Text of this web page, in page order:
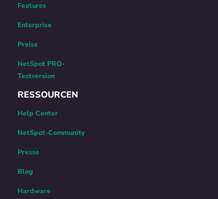
Features
Enterprise
Preise
NetSpot PRO-
Testversion
RESSOURCEN
Help Center
NetSpot-Community
Presse
Blog
Hardware